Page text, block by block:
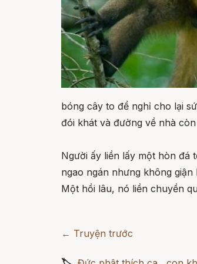
bóng cây to để nghỉ cho lại
đói khát và đường về nhà
Người ấy liền lấy một hòn đá
ngao ngán nhưng không
Một hồi lâu, nó liền chuyền
← Truyện trước